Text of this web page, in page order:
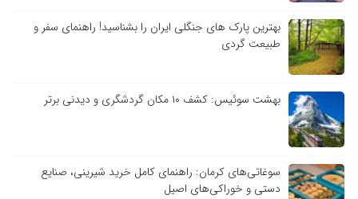
بهترین پارک های جنگلی ایران را بشناسید! راهنمای سفر و
طبیعت گردی
بهشت سوئیس: کشف ۱۰ مکان گردشگری و دیدنی برتر
سوغاتی‌های کرمان: راهنمای کامل خرید شیرینی، صنایع
دستی و خوراکی‌های اصیل